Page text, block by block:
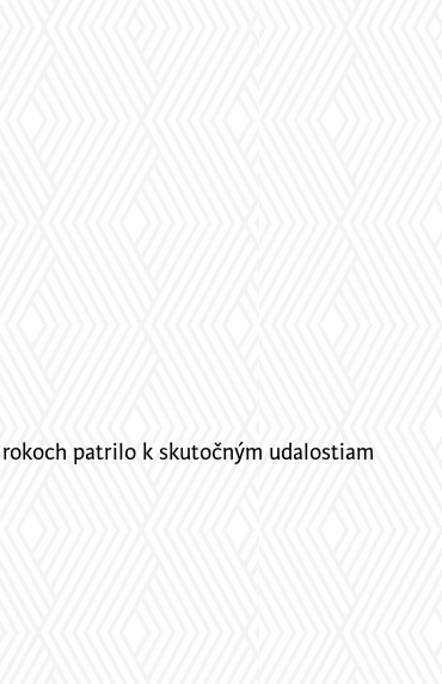
patrilo k skutočným udalostiam